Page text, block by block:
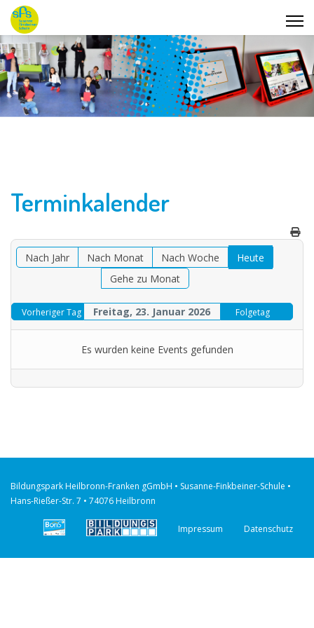
Terminkalender
Nach Jahr Nach Monat Nach Woche
Heute
Gehe zu Monat
Vorheriger Tag Freitag, 23. Januar 2026 Folgetag
Es wurden keine Events gefunden
Bildungspark Heilbronn-Franken gGmbH • Susanne-Finkbeiner-Schule •
Hans-Rießer-Str. 7 • 74076 Heilbronn
Impressum Datenschutz